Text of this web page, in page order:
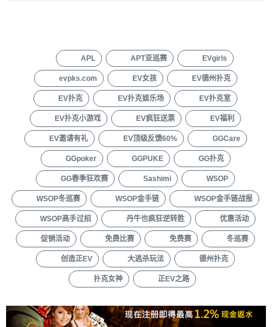
APL APT亚巡赛 EVgirls
evpks.com EV女孩 EV德州扑克
EV扑克 EV扑克娱乐场 EV扑克室
EV扑克小游戏 EV疯狂送票 EV福利
EV邀请有礼 EV顶级反馈60% GGCare
GGpoker GGPUKE GG扑克
GG春季狂欢赛 Sashimi WSOP
WSOP冬巡赛 WSOP金手链 WSOP金手链战报
WSOP高手过招 丹牛也疯狂逆转胜 优惠活动
促销活动 免费比赛 免费赛 冬巡赛
创造正EV 大逃杀玩法 德州扑克
扑克女神 正EV之路